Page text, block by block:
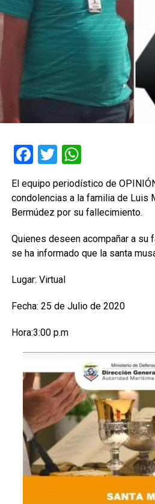
Facebook
Twitter
El equipo periodístico de
condolencias a la familia de Luis
Bermúdez por su fallecimiento.
Quienes deseen acompañar a su
se ha informado que la santa
Lugar: Virtual
Fecha: 25 de Julio de 2020
Hora:3:00 p.m